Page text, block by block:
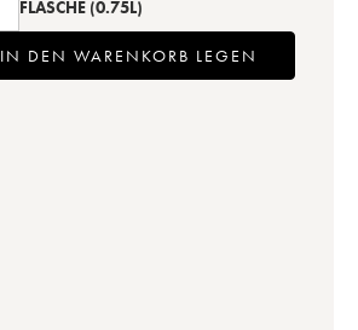
FLASCHE (0.75L)
IN DEN WARENKORB LEGEN